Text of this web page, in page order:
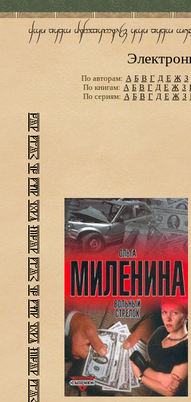
По авторам: А Б В Г Д Е Ж З
По книгам: А Б В Г Д Е Ж З
По сериям: А Б В Г Д Е Ж З